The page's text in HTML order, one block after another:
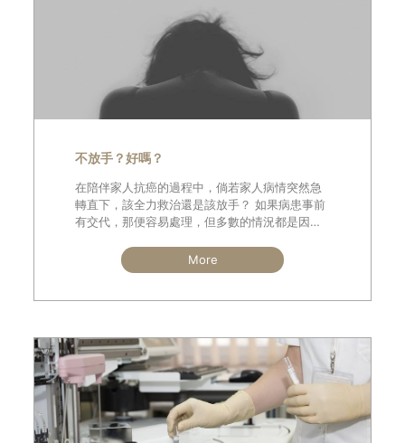
不放手？好嗎？
在陪伴家人抗癌的過程中，倘若家人病情突然急
轉直下，該全力救治還是該放手？ 如果病患事前
有交代，那便容易處理，但多數的情況都是因為
也沒詢問過病患的想法，因而陷入兩難的抉擇。
一位癌友說：「因為愛而做的選擇，就是最
More